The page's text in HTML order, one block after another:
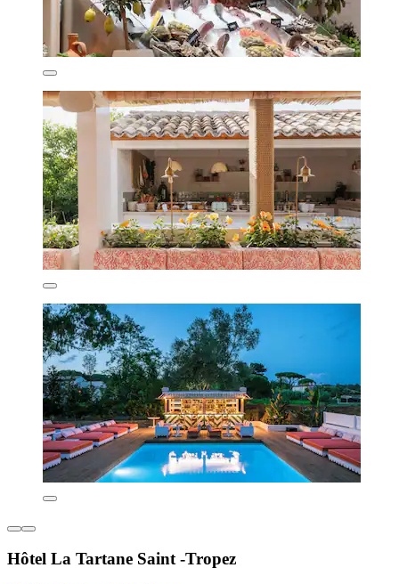
Hôtel La Tartane Saint -Tropez